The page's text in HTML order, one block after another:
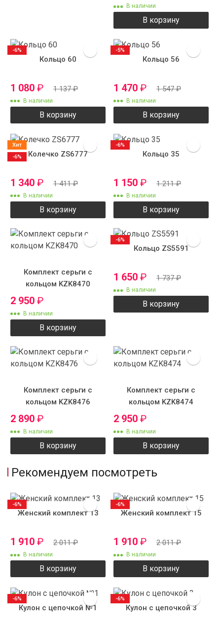
В наличии
В корзину
Кольцо 60
1 080 ₽ 1 137₽
В наличии
В корзину
-6%
Кольцо 56
1 470 ₽ 1 547₽
В наличии
В корзину
-5%
Колечко ZS6777
1 340 ₽ 1 411₽
В наличии
В корзину
Хит
-6%
Кольцо 35
1 150 ₽ 1 211₽
В наличии
В корзину
-6%
Комплект серьги с
кольцом KZK8470
2 950 ₽
В наличии
В корзину
Кольцо ZS5591
1 650 ₽ 1 737₽
В наличии
В корзину
-6%
Комплект серьги с
кольцом KZK8476
2 890 ₽
В наличии
В корзину
Комплект серьги с
кольцом KZK8474
2 950 ₽
В наличии
В корзину
Рекомендуем посмотреть
Женский комплект 13
1 910 ₽ 2 011₽
В наличии
В корзину
-6%
Женский комплект 15
1 910 ₽ 2 011₽
В наличии
В корзину
-6%
Кулон с цепочкой №1
-6%
Кулон с цепочкой 3
-6%